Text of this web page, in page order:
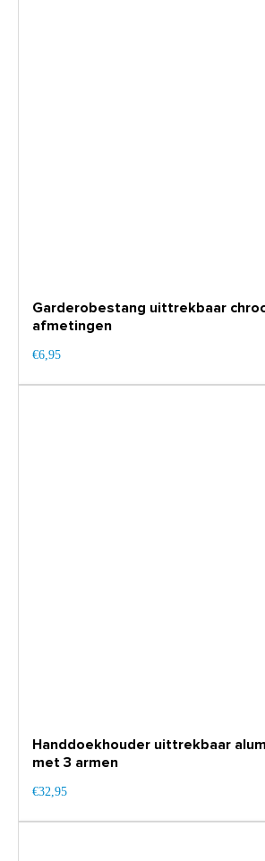
Garderobestang uittrekbaar
afmetingen
€6,95
Handdoekhouder uittrekbaar
met 3 armen
€32,95